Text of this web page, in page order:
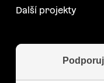
Další projekty